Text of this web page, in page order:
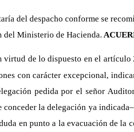
del despacho conforme se
del Ministerio de Hacienda.
de lo dispuesto en el artículo
con carácter excepcional,
pedida por el señor
la delegación ya
en punto a la evacuación de la